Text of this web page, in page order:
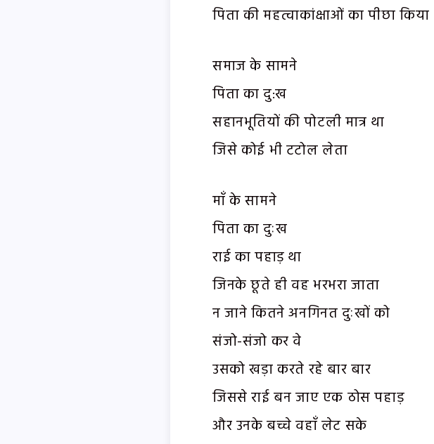
पिता की महत्वाकांक्षाओं का पीछा किया
समाज के सामने
पिता का दु:ख
सहानभूतियों की पोटली मात्र था
जिसे कोई भी टटोल लेता
माँ के सामने
पिता का दुःख
राई का पहाड़ था
जिनके छूते ही वह भरभरा जाता
न जाने कितने अनगिनत दुःखों को
संजो-संजो कर वे
उसको खड़ा करते रहे बार बार
जिससे राई बन जाए एक ठोस पहाड़
और उनके बच्चे वहाँ लेट सके